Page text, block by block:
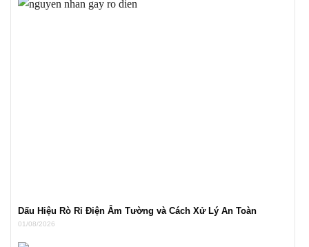
Dấu Hiệu Rò Rỉ Điện Âm Tường và Cách Xử Lý An Toàn
01/08/2026